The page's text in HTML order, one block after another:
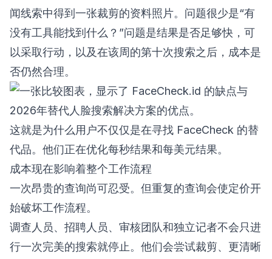
闻线索中得到一张裁剪的资料照片。问题很少是“有
没有工具能找到什么？”问题是结果是否足够快，可
以采取行动，以及在该周的第十次搜索之后，成本是
否仍然合理。
这就是为什么用户不仅仅是在寻找 FaceCheck 的替
代品。他们正在优化每秒结果和每美元结果。
成本现在影响着整个工作流程
一次昂贵的查询尚可忍受。但重复的查询会使定价开
始破坏工作流程。
调查人员、招聘人员、审核团队和独立记者不会只进
行一次完美的搜索就停止。他们会尝试裁剪、更清晰